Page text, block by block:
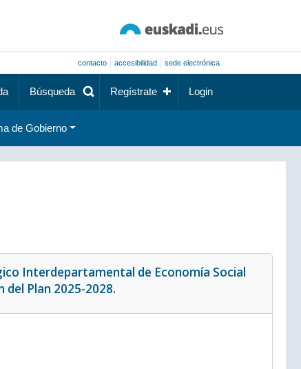
contacto accesibilidad sede electrónica
Búsqueda Regístrate Login
de Gobierno
Interdepartamental de Economía Social
Plan 2025-2028.